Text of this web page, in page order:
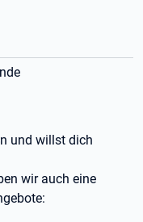
und willst dich
wir auch eine